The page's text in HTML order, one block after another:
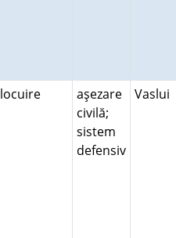
locuire
aşezare
civilă;
sistem
defensiv
Vaslui